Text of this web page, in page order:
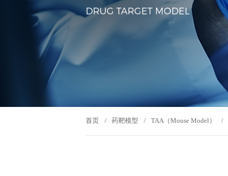
DRUG TARGET MODEL
首页 / 药靶模型 / TAA（Mouse Model） /